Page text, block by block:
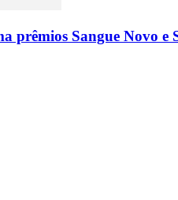
prêmios Sangue Novo e